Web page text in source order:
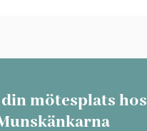
mötesplats hos